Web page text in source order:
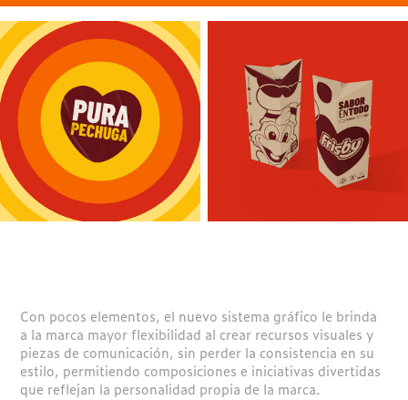
Con pocos elementos, el nuevo sistema gráfico le brinda
a la marca mayor flexibilidad al crear recursos visuales y
piezas de comunicación, sin perder la consistencia en su
estilo, permitiendo composiciones e iniciativas divertidas
que reflejan la personalidad propia de la marca.